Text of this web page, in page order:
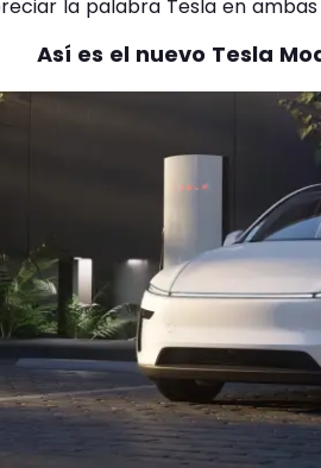
la palabra Tesla en ambas
Así es el nuevo Tesla